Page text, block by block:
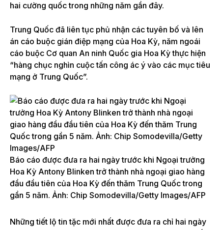
hai cường quốc trong những năm gần đây.
Trung Quốc đã liên tục phủ nhận các tuyên bố và lên
án cáo buộc gián điệp mạng của Hoa Kỳ, năm ngoái
cáo buộc Cơ quan An ninh Quốc gia Hoa Kỳ thực hiện
“hàng chục nghìn cuộc tấn công ác ý vào các mục tiêu
mạng ở Trung Quốc”.
Báo cáo được đưa ra hai ngày trước khi Ngoại trưởng
Hoa Kỳ Antony Blinken trở thành nhà ngoại giao hàng
đầu đầu tiên của Hoa Kỳ đến thăm Trung Quốc trong
gần 5 năm. Ảnh: Chip Somodevilla/Getty Images/AFP
Những tiết lộ tin tặc mới nhất được đưa ra chỉ hai ngày